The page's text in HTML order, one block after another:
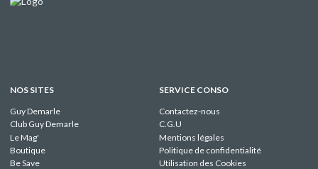
NOS SITES
Guy Demarle
Club Guy Demarle
Le Mag'
Boutique
Be Save
SERVICE CONSO
Contactez-nous
C.G.U
Mentions légales
Politique de confidentialité
Utilisation des Cookies